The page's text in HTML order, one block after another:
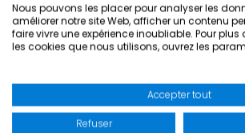
léger offre un volume de 32 litres et
d’une petite poche intérieure
séparément des clés ou d’autres petits
Le Sac Marin Classique II 100Lest conçu
des bagages de voyage volumineux.
Nous pouvons les placer pour analyser les
améliorer notre site Web, afficher un contenu
faire vivre une expérience inoubliable. Pour
les cookies que nous utilisons, ouvrez les
Accepter tout
Refuser